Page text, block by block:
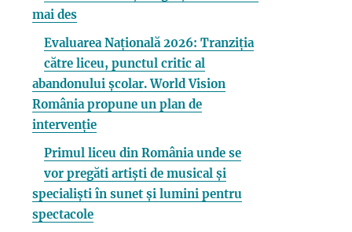
mai des
Evaluarea Națională 2026: Tranziția
către liceu, punctul critic al
abandonului școlar. World Vision
România propune un plan de
intervenție
Primul liceu din România unde se
vor pregăti artiști de musical și
specialiști în sunet și lumini pentru
spectacole